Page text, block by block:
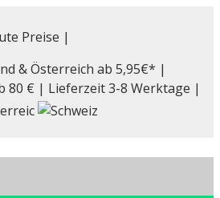
Preise |
& Österreich ab 5,95€* |
80 € | Lieferzeit 3-8 Werktage |